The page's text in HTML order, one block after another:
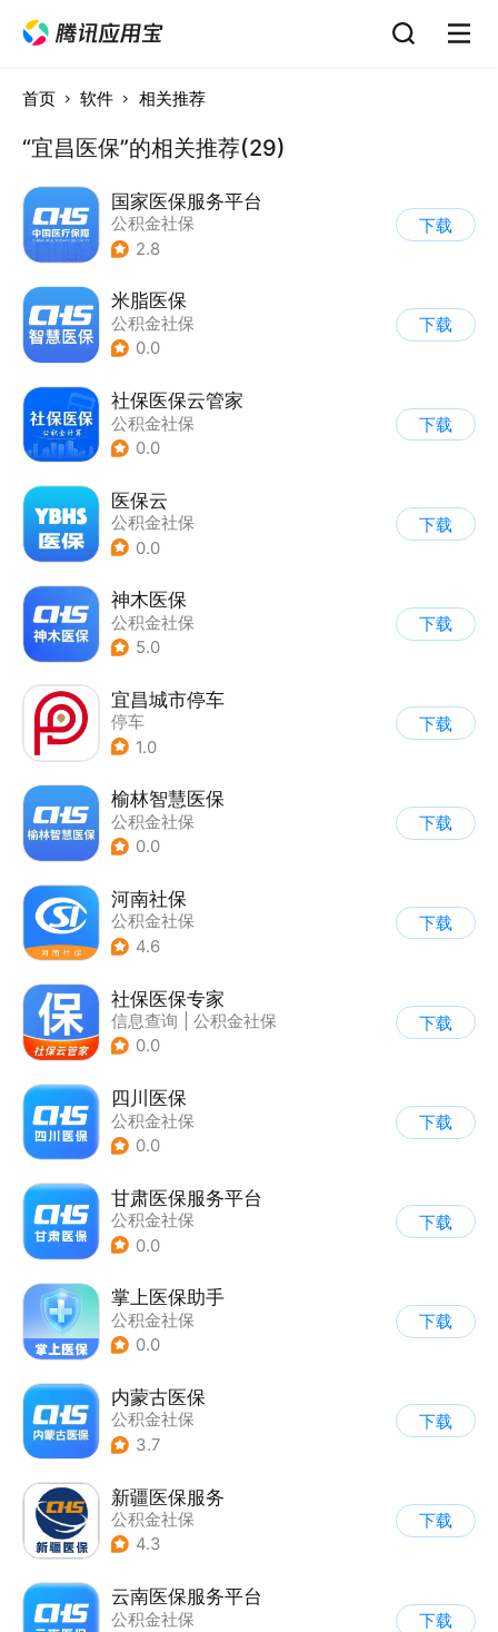
首页 软件 相关推荐
“宜昌医保”的相关推荐(29)
国家医保服务平台
公积金社保
2.8
下载
米脂医保
公积金社保
0.0
下载
社保医保云管家
公积金社保
0.0
下载
医保云
公积金社保
0.0
下载
神木医保
公积金社保
5.0
下载
宜昌城市停车
停车
1.0
下载
榆林智慧医保
公积金社保
0.0
下载
河南社保
公积金社保
4.6
下载
社保医保专家
信息查询
公积金社保
0.0
下载
四川医保
公积金社保
0.0
下载
甘肃医保服务平台
公积金社保
0.0
下载
掌上医保助手
公积金社保
0.0
下载
内蒙古医保
公积金社保
3.7
下载
新疆医保服务
公积金社保
4.3
下载
云南医保服务平台
公积金社保
下载